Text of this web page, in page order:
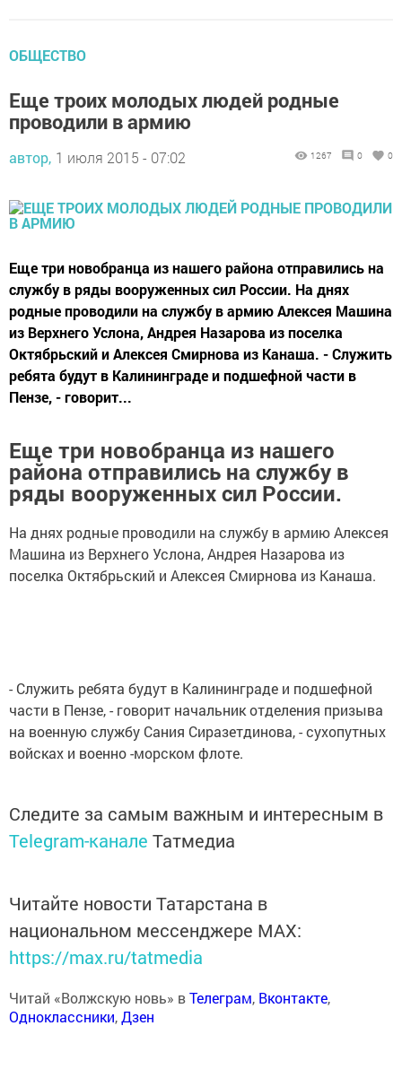
ОБЩЕСТВО
Еще троих молодых людей родные
проводили в армию
автор, 1 июля 2015 - 07:02 1267 0 0
Еще три новобранца из нашего района отправились на
службу в ряды вооруженных сил России. На днях
родные проводили на службу в армию Алексея Машина
из Верхнего Услона, Андрея Назарова из поселка
Октябрьский и Алексея Смирнова из Канаша. - Служить
ребята будут в Калининграде и подшефной части в
Пензе, - говорит...
Еще три новобранца из нашего
района отправились на службу в
ряды вооруженных сил России.
На днях родные проводили на службу в армию Алексея
Машина из Верхнего Услона, Андрея Назарова из
поселка Октябрьский и Алексея Смирнова из Канаша.
- Служить ребята будут в Калининграде и подшефной
части в Пензе, - говорит начальник отделения призыва
на военную службу Сания Сиразетдинова, - сухопутных
войсках и военно -морском флоте.
Следите за самым важным и интересным в
Telegram-канале Татмедиа
Читайте новости Татарстана в
национальном мессенджере MАХ:
https://max.ru/tatmedia
Читай «Волжскую новь» вТелеграм, Вконтакте,
Одноклассники,Дзен